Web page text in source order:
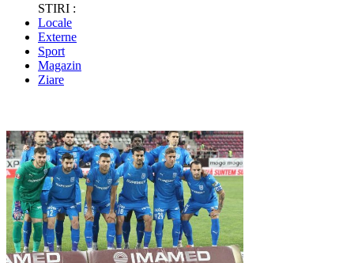
STIRI :
Locale
Externe
Sport
Magazin
Ziare